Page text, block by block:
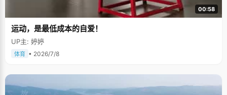
00:58
运动，是最低成本的自爱！
UP主: 婷婷
体育 • 2026/7/8